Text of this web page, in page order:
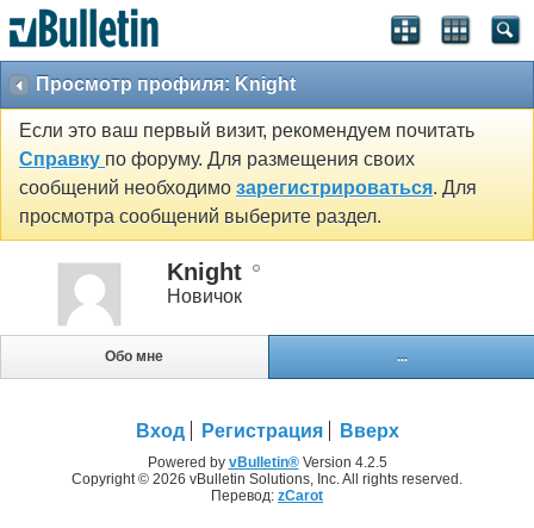
Просмотр профиля: Knight
Если это ваш первый визит, рекомендуем почитать
Справку по форуму. Для размещения своих
сообщений необходимо зарегистрироваться. Для
просмотра сообщений выберите раздел.
Knight
Новичок
Обо мне ...
Вход Регистрация Вверх
Powered by vBulletin®Version 4.2.5
Copyright © 2026 vBulletin Solutions, Inc. All rights reserved.
Перевод: zCarot